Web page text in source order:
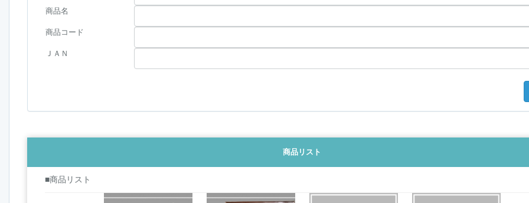
商品名
商品コード
ＪＡＮ
商品リスト
■商品リスト